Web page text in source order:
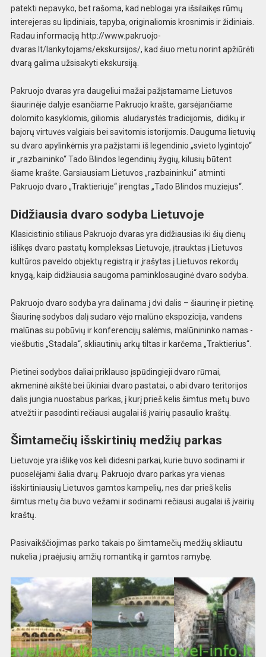
patekti nepavyko, bet rašoma, kad neblogai yra išsilaikęs rūmų
interejeras su lipdiniais, tapyba, originaliomis krosnimis ir židiniais.
Radau informaciją http://www.pakruojo-
dvaras.lt/lankytojams/ekskursijos/, kad šiuo metu norint apžiūrėti
dvarą galima užsisakyti ekskursiją.
Pakruojo dvaras yra daugeliui mažai pažįstamame Lietuvos
šiaurinėje dalyje esančiame Pakruojo krašte, garsėjančiame
dolomito kasyklomis, giliomis aludarystės tradicijomis, didikų ir
bajorų virtuvės valgiais bei savitomis istorijomis. Dauguma lietuvių
su dvaro apylinkėmis yra pažįstami iš legendinio „svieto lygintojo“
ir „razbaininko“ Tado Blindos legendinių žygių, kilusių būtent
šiame krašte. Garsiausiam Lietuvos „razbaininkui“ atminti
Pakruojo dvaro „Traktieriuje“ įrengtas „Tado Blindos muziejus“.
Didžiausia dvaro sodyba Lietuvoje
Klasicistinio stiliaus Pakruojo dvaras yra didžiausias iki šių dienų
išlikęs dvaro pastatų kompleksas Lietuvoje, įtrauktas į Lietuvos
kultūros paveldo objektų registrą ir įrašytas į Lietuvos rekordų
knygą, kaip didžiausia saugoma paminklosauginė dvaro sodyba.
Pakruojo dvaro sodyba yra dalinama į dvi dalis – šiaurinę ir pietinę.
Šiaurinę sodybos dalį sudaro vėjo malūno ekspozicija, vandens
malūnas su pobūvių ir konferencijų salėmis, malūnininko namas -
viešbutis „Stadala“, skliautinių arkų tiltas ir karčema „Traktierius“.
Pietinei sodybos daliai priklauso įspūdingieji dvaro rūmai,
akmeninė aikštė bei ūkiniai dvaro pastatai, o abi dvaro teritorijos
dalis jungia nuostabus parkas, į kurį prieš kelis šimtus metų buvo
atvežti ir pasodinti rečiausi augalai iš įvairių pasaulio kraštų.
Šimtamečių išskirtinių medžių parkas
Lietuvoje yra išlikę vos keli didesni parkai, kurie buvo sodinami ir
puoselėjami šalia dvarų. Pakruojo dvaro parkas yra vienas
išskirtiniausių Lietuvos gamtos kampelių, nes dar prieš kelis
šimtus metų čia buvo vežami ir sodinami rečiausi augalai iš įvairių
kraštų.
Pasivaikščiojimas parko takais po šimtamečių medžių skliautu
nukelia į praėjusių amžių romantiką ir gamtos ramybę.